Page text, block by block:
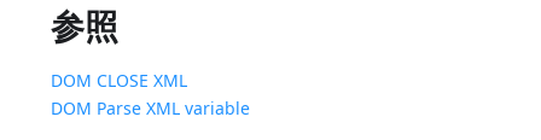
参照
DOM CLOSE XML
DOM Parse XML variable